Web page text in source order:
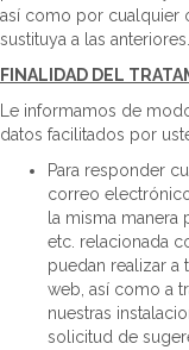
así como por cualquier
sustituya a las anteriores.
FINALIDAD DEL
Le informamos de
datos facilitados por
Para responder
correo
la misma manera
etc. relacionada
puedan realizar a
web, así como a
nuestras
solicitud de